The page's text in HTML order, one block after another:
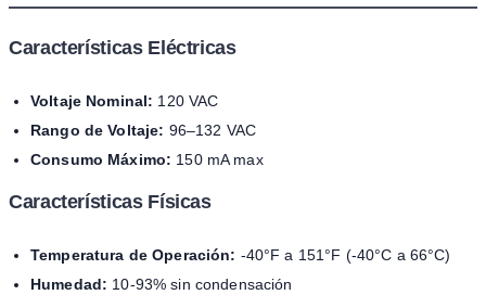
Características Eléctricas
Voltaje Nominal: 120 VAC
Rango de Voltaje: 96–132 VAC
Consumo Máximo: 150 mA max
Características Físicas
Temperatura de Operación: -40°F a 151°F (-40°C a 66°C)
Humedad: 10-93% sin condensación